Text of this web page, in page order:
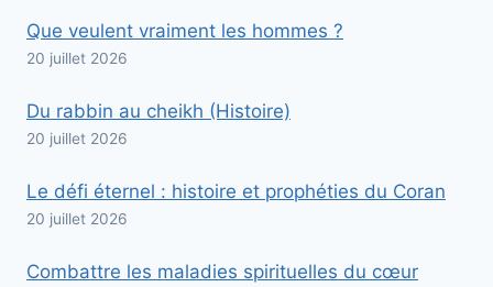
Que veulent vraiment les hommes ?
20 juillet 2026
Du rabbin au cheikh (Histoire)
20 juillet 2026
Le défi éternel : histoire et prophéties du Coran
20 juillet 2026
Combattre les maladies spirituelles du cœur